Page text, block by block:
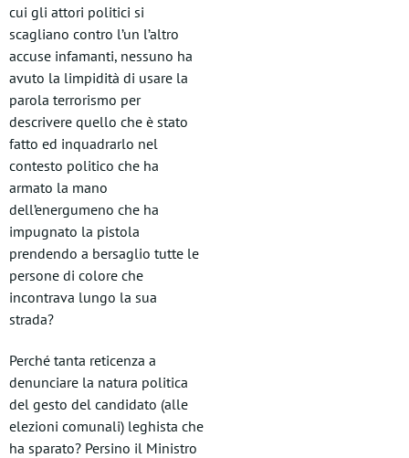
cui gli attori politici si
scagliano contro l’un l’altro
accuse infamanti, nessuno ha
avuto la limpidità di usare la
parola terrorismo per
descrivere quello che è stato
fatto ed inquadrarlo nel
contesto politico che ha
armato la mano
dell’energumeno che ha
impugnato la pistola
prendendo a bersaglio tutte le
persone di colore che
incontrava lungo la sua
strada?
Perché tanta reticenza a
denunciare la natura politica
del gesto del candidato (alle
elezioni comunali) leghista che
ha sparato? Persino il Ministro